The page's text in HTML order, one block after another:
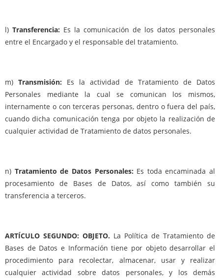
l) Transferencia: Es la comunicación de los datos personales
entre el Encargado y el responsable del tratamiento.
m) Transmisión: Es la actividad de Tratamiento de Datos
Personales mediante la cual se comunican los mismos,
internamente o con terceras personas, dentro o fuera del país,
cuando dicha comunicación tenga por objeto la realización de
cualquier actividad de Tratamiento de datos personales.
n) Tratamiento de Datos Personales: Es toda encaminada al
procesamiento de Bases de Datos, así como también su
transferencia a terceros.
ARTÍCULO SEGUNDO: OBJETO. La Política de Tratamiento de
Bases de Datos e Información tiene por objeto desarrollar el
procedimiento para recolectar, almacenar, usar y realizar
cualquier actividad sobre datos personales, y los demás